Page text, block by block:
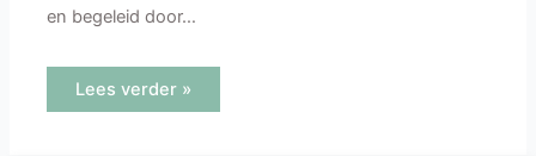
en begeleid door…
Lees verder »